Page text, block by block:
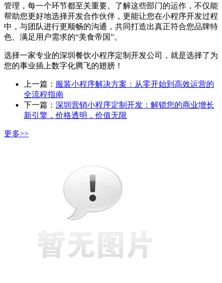
管理，每一个环节都至关重要。了解这些部门的运作，不仅能
帮助您更好地选择开发合作伙伴，更能让您在小程序开发过程
中，与团队进行更顺畅的沟通，共同打造出真正符合您品牌特
色、满足用户需求的“美食帝国”。
选择一家专业的深圳餐饮小程序定制开发公司，就是选择了为
您的事业插上数字化腾飞的翅膀！
上一篇： 服装小程序解决方案：从零开始到高效运营的
全流程指南
下一篇： 深圳营销小程序定制开发：解锁您的商业增长
新引擎，价格透明，价值无限
更多>>